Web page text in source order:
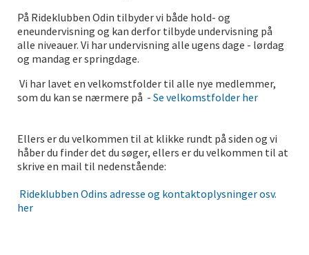
På Rideklubben Odin tilbyder vi både hold- og
eneundervisning og kan derfor tilbyde undervisning på
alle niveauer. Vi har undervisning alle ugens dage - lørdag
og mandag er springdage.
Vi har lavet en velkomstfolder til alle nye medlemmer,
som du kan se nærmere på - Se velkomstfolder her
Ellers er du velkommen til at klikke rundt på siden og vi
håber du finder det du søger, ellers er du velkommen til at
skrive en mail til nedenstående:
Rideklubben Odins adresse og kontaktoplysninger osv.
her